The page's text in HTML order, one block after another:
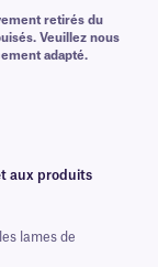
retirés du
Veuillez nous
adapté.
aux produits
lames de